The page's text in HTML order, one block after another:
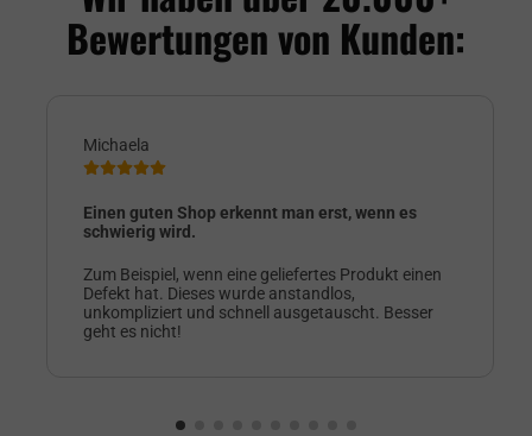
Bewertungen von Kunden:
Michaela
Einen guten Shop erkennt man erst, wenn es
schwierig wird.
Zum Beispiel, wenn eine geliefertes Produkt einen
Defekt hat. Dieses wurde anstandlos,
unkompliziert und schnell ausgetauscht. Besser
geht es nicht!